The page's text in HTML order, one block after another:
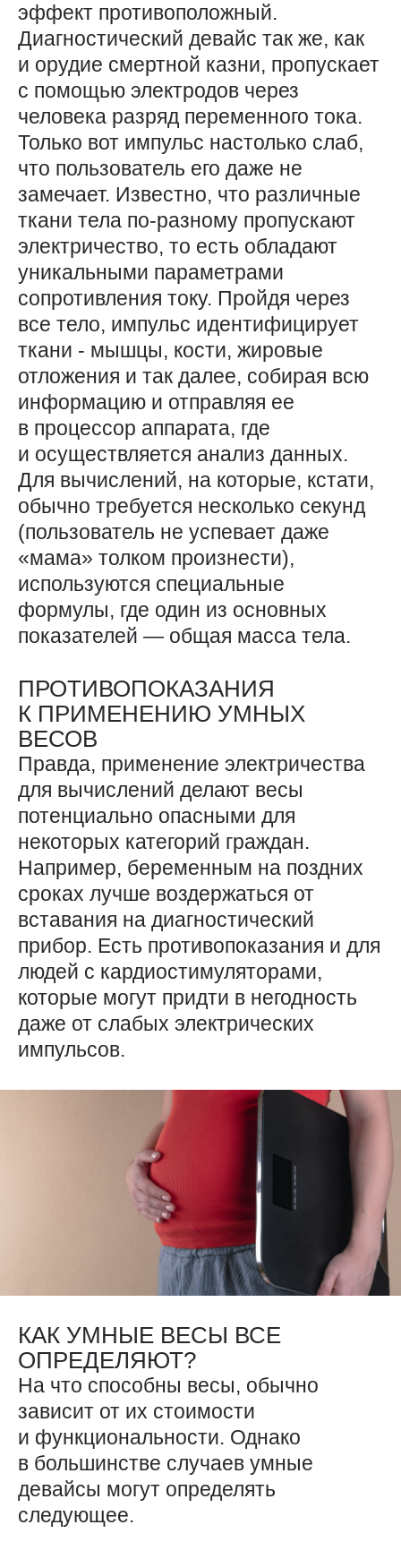
эффект противоположный.
Диагностический девайс так же, как
и орудие смертной казни, пропускает
с помощью электродов через
человека разряд переменного тока.
Только вот импульс настолько слаб,
что пользователь его даже не
замечает. Известно, что различные
ткани тела по-разному пропускают
электричество, то есть обладают
уникальными параметрами
сопротивления току. Пройдя через
все тело, импульс идентифицирует
ткани - мышцы, кости, жировые
отложения и так далее, собирая всю
информацию и отправляя ее
в процессор аппарата, где
и осуществляется анализ данных.
Для вычислений, на которые, кстати,
обычно требуется несколько секунд
(пользователь не успевает даже
«мама» толком произнести),
используются специальные
формулы, где один из основных
показателей — общая масса тела.
ПРОТИВОПОКАЗАНИЯ
К ПРИМЕНЕНИЮ УМНЫХ
ВЕСОВ
Правда, применение электричества
для вычислений делают весы
потенциально опасными для
некоторых категорий граждан.
Например, беременным на поздних
сроках лучше воздержаться от
вставания на диагностический
прибор. Есть противопоказания и для
людей с кардиостимуляторами,
которые могут придти в негодность
даже от слабых электрических
импульсов.
КАК УМНЫЕ ВЕСЫ ВСЕ
ОПРЕДЕЛЯЮТ?
На что способны весы, обычно
зависит от их стоимости
и функциональности. Однако
в большинстве случаев умные
девайсы могут определять
следующее.